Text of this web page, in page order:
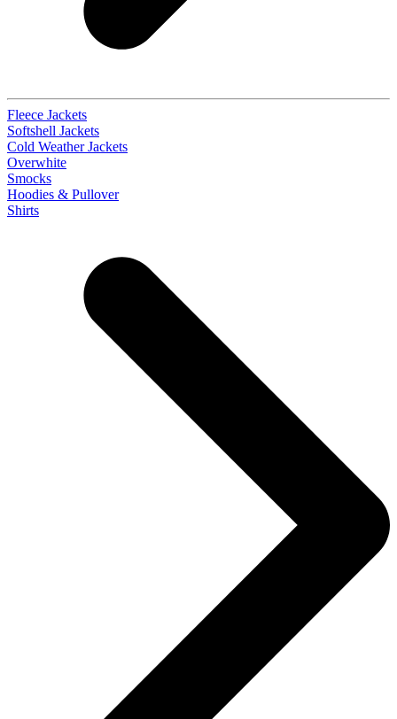
Fleece Jackets
Softshell Jackets
Cold Weather Jackets
Overwhite
Smocks
Hoodies & Pullover
Shirts